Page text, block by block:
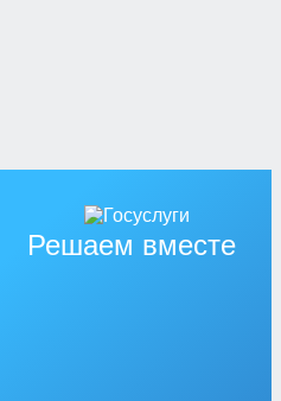
Решаем вместе